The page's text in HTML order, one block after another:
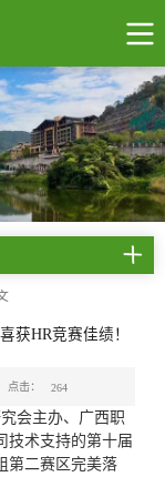
获HR竞赛佳绩！
点击： 264
会主办、广西职
技术支持的第十届
第二赛区完美落